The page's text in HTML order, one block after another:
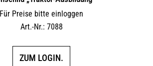
Für Preise bitte einloggen
Art.-Nr.: 7088
ZUM LOGIN.